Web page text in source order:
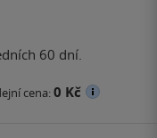
60 dní.
cena:0 Kč